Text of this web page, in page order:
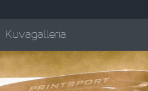
Kuvagalleria